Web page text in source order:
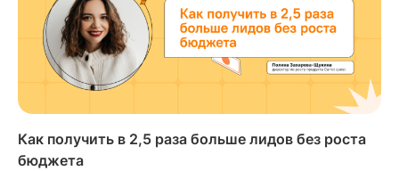
Как получить в 2,5 раза больше лидов без роста
бюджета